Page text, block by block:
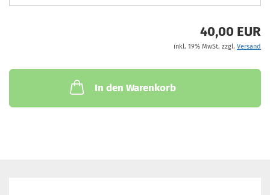
40,00 EUR
inkl. 19% MwSt. zzgl. Versand
In den Warenkorb